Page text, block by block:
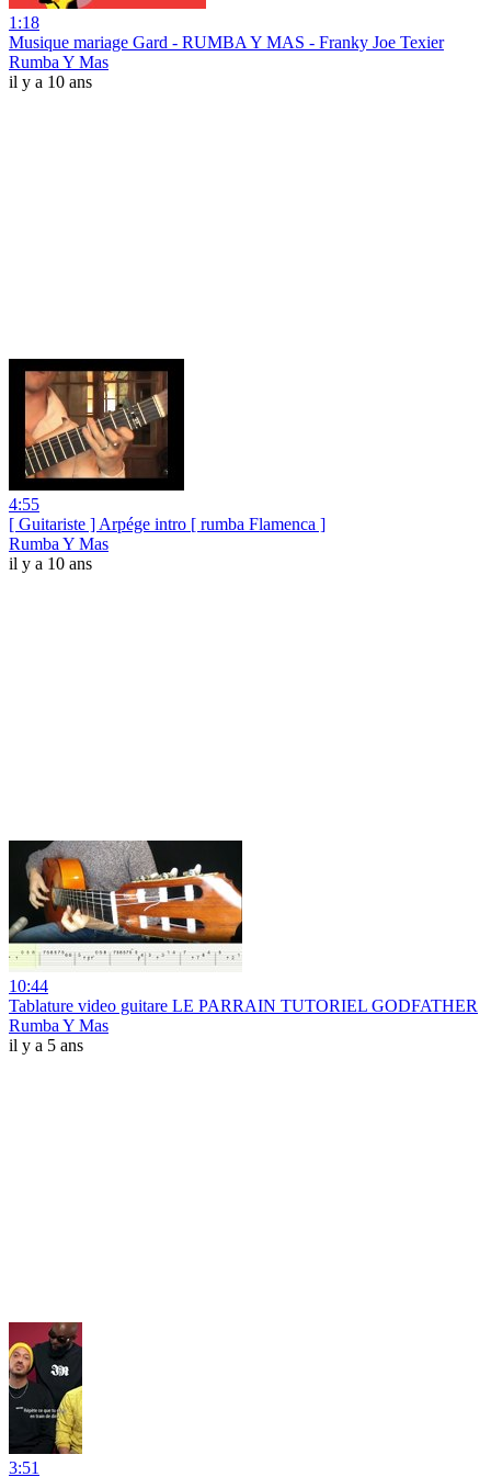
1:18
Musique mariage Gard - RUMBA Y MAS - Franky Joe Texier
Rumba Y Mas
il y a 10 ans
4:55
[ Guitariste ] Arpége intro [ rumba Flamenca ]
Rumba Y Mas
il y a 10 ans
10:44
Tablature video guitare LE PARRAIN TUTORIEL GODFATHER
Rumba Y Mas
il y a 5 ans
3:51